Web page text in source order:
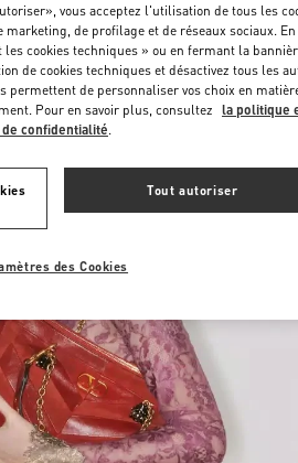
vous acceptez l'utilisation de tous les
de profilage et de réseaux sociaux. En
cookies techniques » ou en fermant la
de cookies techniques et désactivez tous les
permettent de personnaliser vos choix en
Pour en savoir plus, consultez la politique
confidentialité.
Tout autoriser
des Cookies